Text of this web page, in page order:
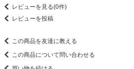
レビューを見る(0件)
レビューを投稿
この商品を友達に教える
この商品について問い合わせる